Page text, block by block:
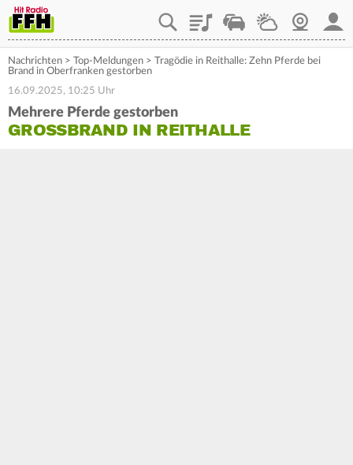
PlaylistStaupilotWetterWebcam
Nachrichten > Top-Meldungen > Tragödie in Reithalle: Zehn Pferde bei
Brand in Oberfranken gestorben
16.09.2025, 10:25 Uhr
Mehrere Pferde gestorben
GROSSBRAND IN REITHALLE